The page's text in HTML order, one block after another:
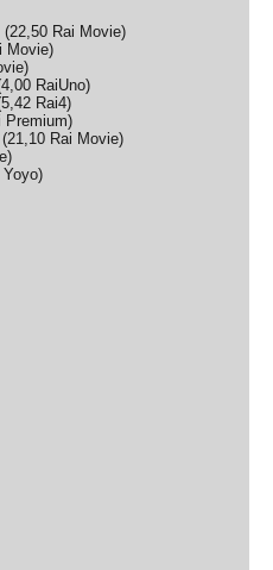
(22,50 Rai Movie)
Movie)
)
4,00 RaiUno)
5,42 Rai4)
Premium)
(21,10 Rai Movie)
)
Yoyo)